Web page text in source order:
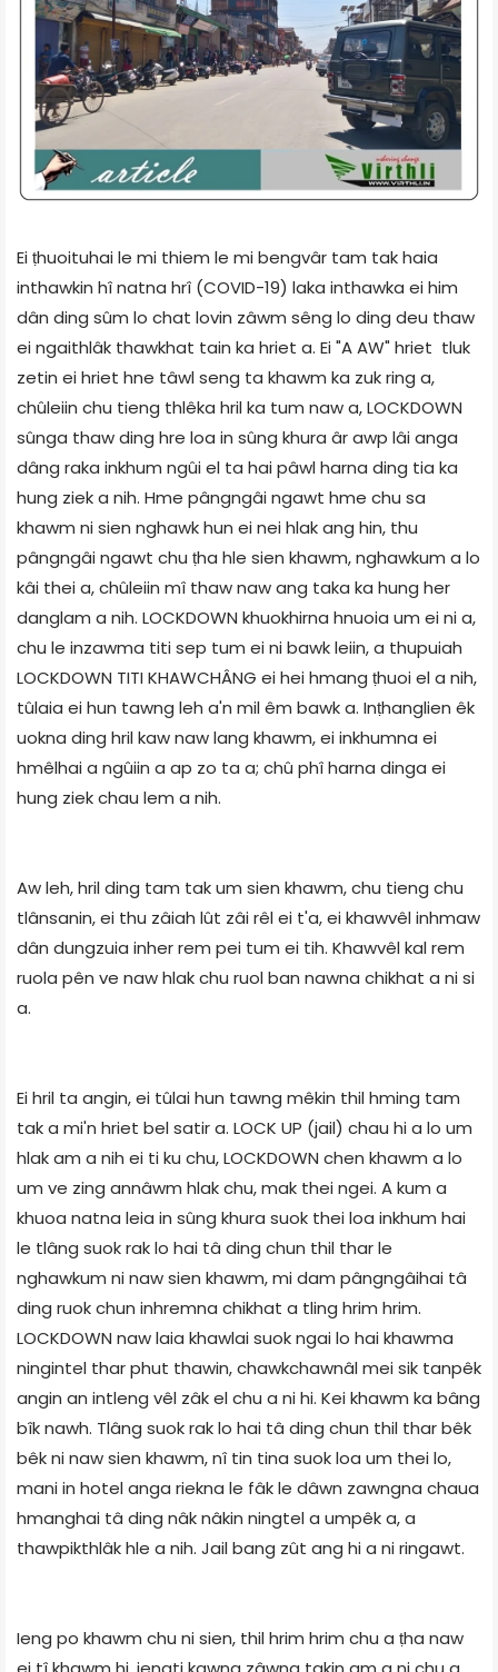
Ei ṭhuoituhai le mi thiem le mi bengvâr tam tak haia
inthawkin hî natna hrî (COVID-19) laka inthawka ei him
dân ding sûm lo chat lovin zâwm sêng lo ding deu thaw
ei ngaithlâk thawkhat tain ka hriet a. Ei "A AW" hriet tluk
zetin ei hriet hne tâwl seng ta khawm ka zuk ring a,
chûleiin chu tieng thlêka hril ka tum naw a, LOCKDOWN
sûnga thaw ding hre loa in sûng khura âr awp lâi anga
dâng raka inkhum ngûi el ta hai pâwl harna ding tia ka
hung ziek a nih. Hme pângngâi ngawt hme chu sa
khawm ni sien nghawk hun ei nei hlak ang hin, thu
pângngâi ngawt chu ṭha hle sien khawm, nghawkum a lo
kâi thei a, chûleiin mî thaw naw ang taka ka hung her
danglam a nih. LOCKDOWN khuokhirna hnuoia um ei ni a,
chu le inzawma titi sep tum ei ni bawk leiin, a thupuiah
LOCKDOWN TITI KHAWCHÂNG ei hei hmang ṭhuoi el a nih,
tûlaia ei hun tawng leh a'n mil êm bawk a. Inṭhanglien êk
uokna ding hril kaw naw lang khawm, ei inkhumna ei
hmêlhai a ngûiin a ap zo ta a; chû phî harna dinga ei
hung ziek chau lem a nih.
Aw leh, hril ding tam tak um sien khawm, chu tieng chu
tlânsanin, ei thu zâiah lût zâi rêl ei t'a, ei khawvêl inhmaw
dân dungzuia inher rem pei tum ei tih. Khawvêl kal rem
ruola pên ve naw hlak chu ruol ban nawna chikhat a ni si
a.
Ei hril ta angin, ei tûlai hun tawng mêkin thil hming tam
tak a mi'n hriet bel satir a. LOCK UP (jail) chau hi a lo um
hlak am a nih ei ti ku chu, LOCKDOWN chen khawm a lo
um ve zing annâwm hlak chu, mak thei ngei. A kum a
khuoa natna leia in sûng khura suok thei loa inkhum hai
le tlâng suok rak lo hai tâ ding chun thil thar le
nghawkum ni naw sien khawm, mi dam pângngâihai tâ
ding ruok chun inhremna chikhat a tling hrim hrim.
LOCKDOWN naw laia khawlai suok ngai lo hai khawma
ningintel thar phut thawin, chawkchawnâl mei sik tanpêk
angin an intleng vêl zâk el chu a ni hi. Kei khawm ka bâng
bîk nawh. Tlâng suok rak lo hai tâ ding chun thil thar bêk
bêk ni naw sien khawm, nî tin tina suok loa um thei lo,
mani in hotel anga riekna le fâk le dâwn zawngna chaua
hmanghai tâ ding nâk nâkin ningtel a umpêk a, a
thawpikthlâk hle a nih. Jail bang zût ang hi a ni ringawt.
Ieng po khawm chu ni sien, thil hrim hrim chu a ṭha naw